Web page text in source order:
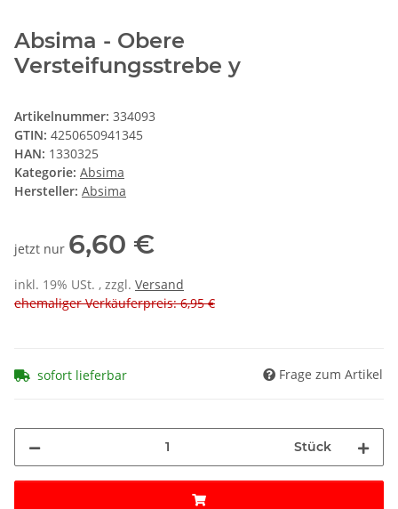
Absima - Obere
Versteifungsstrebe y
Artikelnummer: 334093
GTIN: 4250650941345
HAN: 1330325
Kategorie: Absima
Hersteller: Absima
jetzt nur 6,60 €
inkl. 19% USt. , zzgl. Versand
ehemaliger Verkäuferpreis: 6,95 €
sofort lieferbar Frage zum Artikel
Stück